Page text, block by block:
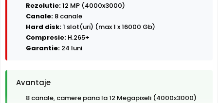
Rezolutie:12 MP (4000x3000)
Canale: 8 canale
Hard disk:1 slot(uri) (max 1 x 16000 Gb)
Compresie: H.265+
Garantie: 24 luni
Avantaje
8 canale, camere pana la 12 Megapixeli (4000x3000)